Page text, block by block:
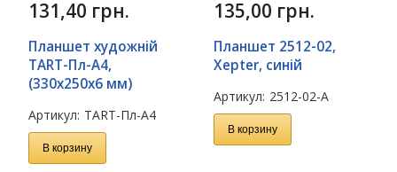
131,40 грн.
Планшет художній
TART-Пл-А4,
(330х250х6 мм)
Артикул: TART-Пл-А4
В корзину
135,00 грн.
Планшет 2512-02,
Xepter, синій
Артикул: 2512-02-A
В корзину